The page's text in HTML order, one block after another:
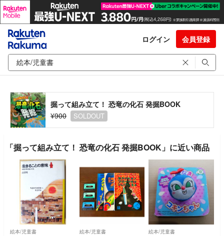
ログイン 会員登録
掘って組み立て！ 恐竜の化石 発掘BOOK
¥900
SOLDOUT
「掘って組み立て！ 恐竜の化石 発掘BOOK」に近い商品
絵本/児童書 絵本/児童書 絵本/児童書